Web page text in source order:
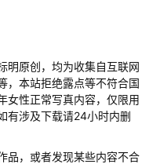
明原创，均为收集自互联网
，本站拒绝露点等不符合国
女性正常写真内容，仅限用
有涉及下载请24小时内删
品，或者发现某些内容不合